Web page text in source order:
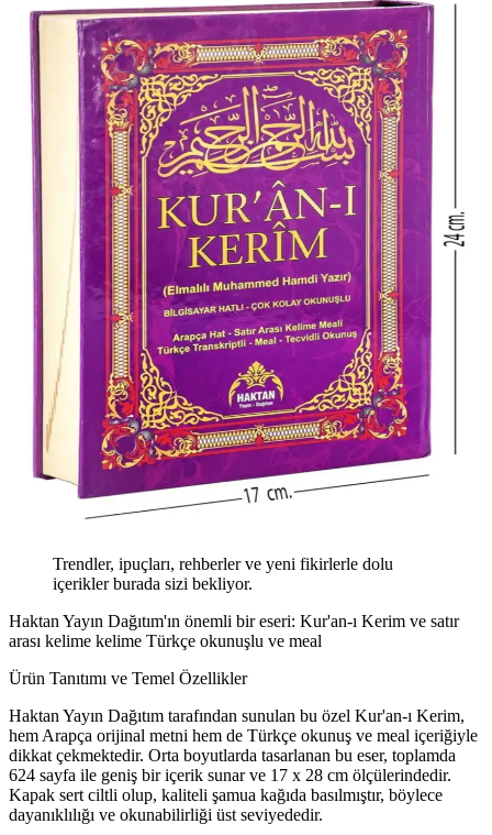
Trendler, ipuçları, rehberler ve yeni fikirlerle dolu
içerikler burada sizi bekliyor.
Haktan Yayın Dağıtım'ın önemli bir eseri: Kur'an-ı Kerim ve satır
arası kelime kelime Türkçe okunuşlu ve meal
Ürün Tanıtımı ve Temel Özellikler
Haktan Yayın Dağıtım tarafından sunulan bu özel Kur'an-ı Kerim,
hem Arapça orijinal metni hem de Türkçe okunuş ve meal içeriğiyle
dikkat çekmektedir. Orta boyutlarda tasarlanan bu eser, toplamda
624 sayfa ile geniş bir içerik sunar ve 17 x 28 cm ölçülerindedir.
Kapak sert ciltli olup, kaliteli şamua kağıda basılmıştır, böylece
dayanıklılığı ve okunabilirliği üst seviyededir.